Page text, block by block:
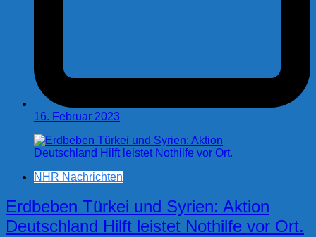
16. Februar 2023
NHR Nachrichten
Erdbeben Türkei und Syrien: Aktion
Deutschland Hilft leistet Nothilfe vor Ort.